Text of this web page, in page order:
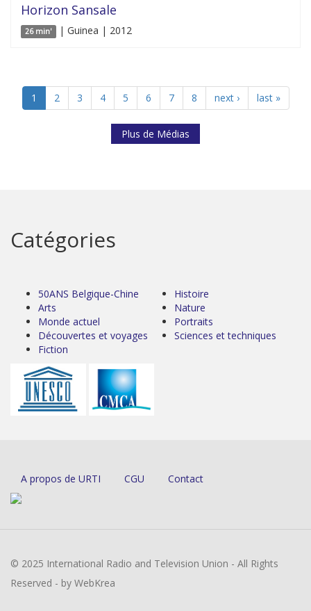
Horizon Sansale
26 min' | Guinea | 2012
1 2 3 4 5 6 7 8 next › last »
Plus de Médias
Catégories
50ANS Belgique-Chine
Arts
Monde actuel
Découvertes et voyages
Fiction
Histoire
Nature
Portraits
Sciences et techniques
A propos de URTI CGU Contact
© 2025 International Radio and Television Union - All Rights
Reserved - by WebKrea